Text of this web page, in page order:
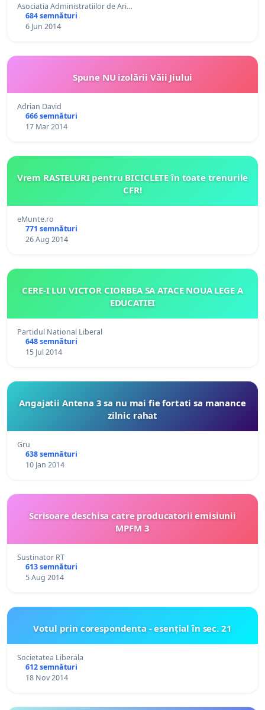
Asociatia Administratiilor de Ari…
684 semnături
6 Jun 2014
Spune NU izolării Văii Jiului
Adrian David
666 semnături
17 Mar 2014
Vrem RASTELURI pentru BICICLETE în toate trenurile
CFR!
eMunte.ro
771 semnături
26 Aug 2014
CERE-I LUI VICTOR CIORBEA SA ATACE NOUA LEGE A
EDUCATIEI
Partidul National Liberal
648 semnături
15 Jul 2014
Angajatii Antena 3 sa nu mai fie fortati sa manance
zilnic rahat
Gru
638 semnături
10 Jan 2014
Scrisoare deschisa catre producatorii emisiunii
MPFM 3
Sustinator RT
613 semnături
5 Aug 2014
Votul prin corespondenta - esențial în sec. 21
Societatea Liberala
612 semnături
18 Nov 2014